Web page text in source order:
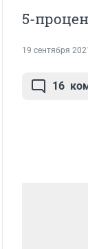
5-
19 сентября
16